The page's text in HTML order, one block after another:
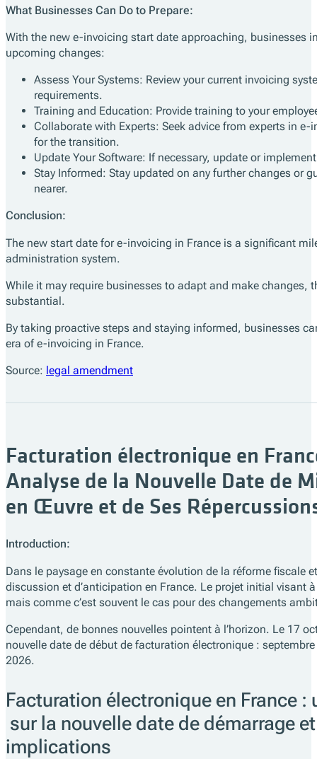
What Businesses Can Do to Prepare:
With the new e-invoicing start date approaching, businesses
upcoming changes:
Assess Your Systems: Review your current invoicing
requirements.
Training and Education: Provide training to your
Collaborate with Experts: Seek advice from experts in
for the transition.
Update Your Software: If necessary, update or
Stay Informed: Stay updated on any further changes or
nearer.
Conclusion:
The new start date for e-invoicing in France is a significant
administration system.
While it may require businesses to adapt and make changes,
substantial.
By taking proactive steps and staying informed, businesses
era of e-invoicing in France.
Source: legal amendment
Facturation électronique en
Analyse de la Nouvelle Date de
en Œuvre et de Ses
Introduction:
Dans le paysage en constante évolution de la réforme fiscale
discussion et d’anticipation en France. Le projet initial
mais comme c’est souvent le cas pour des changements
Cependant, de bonnes nouvelles pointent à l’horizon. Le 17
nouvelle date de début de facturation électronique :
2026.
Facturation électronique en France :
sur la nouvelle date de démarrage
implications